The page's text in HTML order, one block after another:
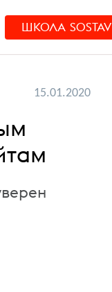
ШКОЛА SOSTAV
15.01.2020